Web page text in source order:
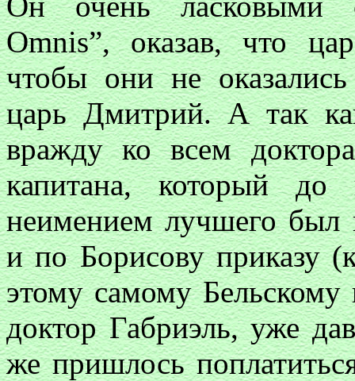
Omnis”, оказав, что
чтобы они не
царь Дмитрий. А так
вражду ко всем
капитана, который до
неимением лучшего был
и по Борисову приказу
этому самому Бельскому
доктор Габриэль, уже
же пришлось